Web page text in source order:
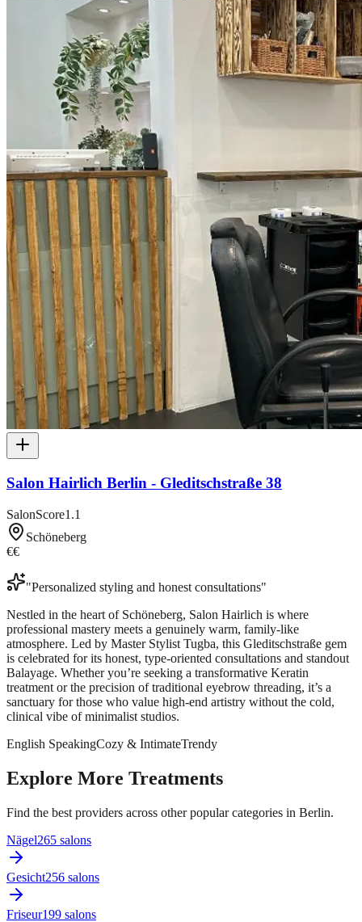
Salon Hairlich Berlin - Gleditschstraße 38
SalonScore1.1
Schöneberg
€€
"Personalized styling and honest consultations"
Nestled in the heart of Schöneberg, Salon Hairlich is where
professional mastery meets a genuinely warm, family-like
atmosphere. Led by Master Stylist Tugba, this Gleditschstraße gem
is celebrated for its honest, type-oriented consultations and standout
Balayage. Whether you’re seeking a transformative Keratin
treatment or the precision of traditional eyebrow threading, it’s a
sanctuary for those who value high-end artistry without the cold,
clinical vibe of minimalist studios.
English SpeakingCozy & IntimateTrendy
Explore More Treatments
Find the best providers across other popular categories in Berlin.
Nägel265 salons
Gesicht256 salons
Friseur199 salons